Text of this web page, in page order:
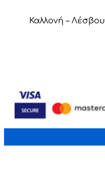
Καλλονή – Λέσβου